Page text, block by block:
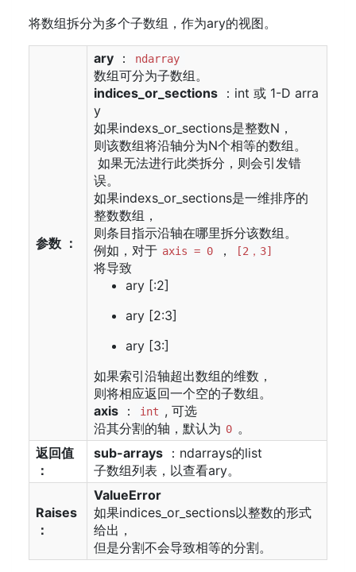
将数组拆分为多个子数组，作为ary的视图。
参数 ：
ary ： ndarray
数组可分为子数组。
indices_or_sections ：int 或 1-D arra
y
如果indexs_or_sections是整数N，
则该数组将沿轴分为N个相等的数组。
如果无法进行此类拆分，则会引发错
误。
如果indexs_or_sections是一维排序的
整数数组，
则条目指示沿轴在哪里拆分该数组。
例如，对于 axis = 0 ， [2，3]
将导致
ary [:2]
ary [2:3]
ary [3:]
如果索引沿轴超出数组的维数，
则将相应返回一个空的子数组。
axis ： int , 可选
沿其分割的轴，默认为 0 。
返回值
：
sub-arrays ：ndarrays的list
子数组列表，以查看ary。
Raises
：
ValueError
如果indices_or_sections以整数的形式
给出，
但是分割不会导致相等的分割。